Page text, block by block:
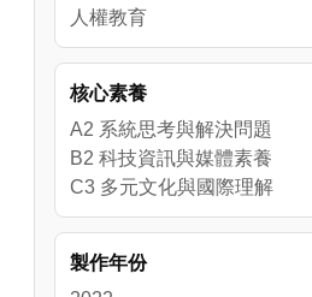
長的計算活動。
領域：自然科學領域-自然科
學習階段：國中7-9年級(四)
學習內容：S-1-2 形體的操
主。描繪、複製、拼貼、堆
與常見幾何形體的幾何特徵
人權教育
核心素養
A2 系統思考與解決問題
B2 科技資訊與媒體素養
C3 多元文化與國際理解
製作年份